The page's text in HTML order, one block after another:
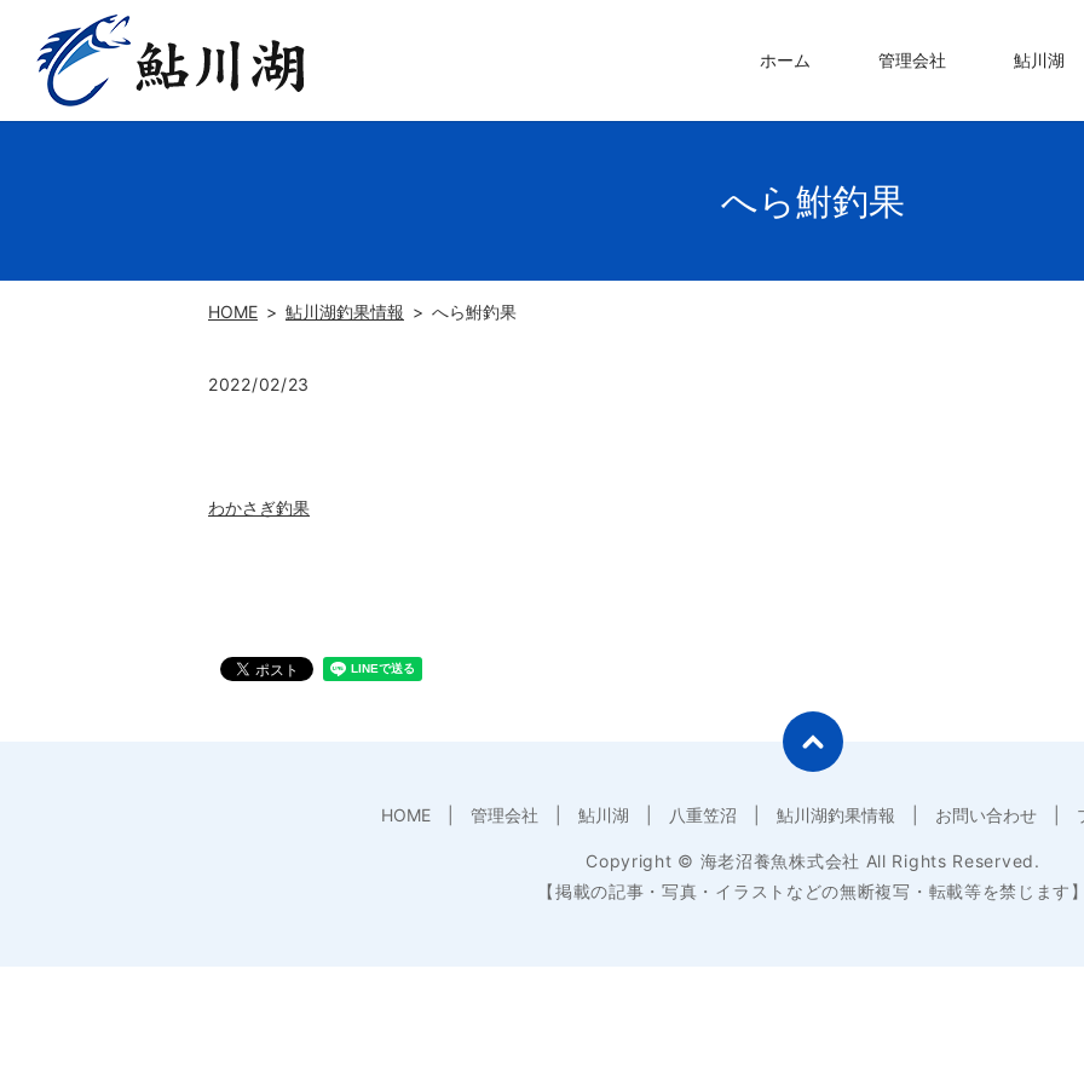
ホーム 管理会社 鮎川湖
へら鮒釣果
HOME 鮎川湖釣果情報 へら鮒釣果
2022/02/23
わかさぎ釣果
HOME 管理会社 鮎川湖 八重笠沼 鮎川湖釣果情報 お問い合わせ
Copyright © 海老沼養魚株式会社 All Rights Reserved.
【掲載の記事・写真・イラストなどの無断複写・転載等を禁じます】